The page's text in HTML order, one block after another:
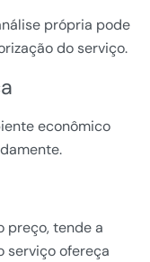
própria pode
do serviço.
econômico
preço, tende a
serviço ofereça